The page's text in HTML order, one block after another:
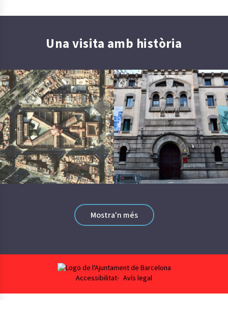
Una visita amb història
Mostra'n més
Accessibilitat Avís legal